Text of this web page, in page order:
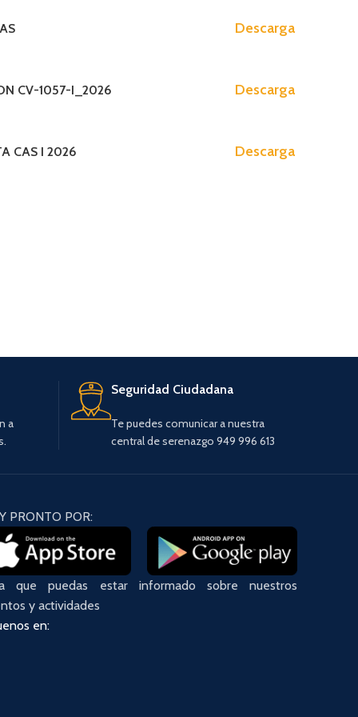
Presupuesto Participativo 2019-2021
Descarga
CV-1057-I_2026 Descarga
CAS I 2026 Descarga
a
Seguridad Ciudadana
Te puedes comunicar a nuestra
central de serenazgo 949 996 613
PRONTO POR:
que puedas estar informado sobre nuestros
y actividades
en: